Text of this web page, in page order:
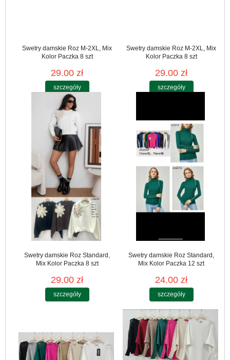
Swetry damskie Roz M-2XL, Mix
Kolor Paczka 8 szt
29.00 zł
szczegóły
Swetry damskie Roz M-2XL, Mix
Kolor Paczka 8 szt
29.00 zł
szczegóły
Swetry damskie Roz Standard,
Mix Kolor Paczka 8 szt
29.00 zł
szczegóły
Swetry damskie Roz Standard,
Mix Kolor Paczka 12 szt
24.00 zł
szczegóły